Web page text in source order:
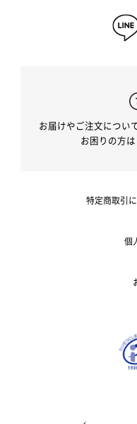
お届けやご注文につい
お困りの方は
特定商取引
個